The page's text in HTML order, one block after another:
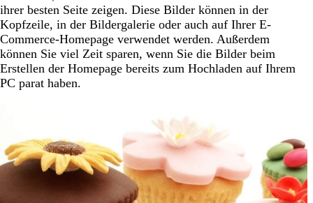
ihrer besten Seite zeigen. Diese Bilder können in der
Kopfzeile, in der Bildergalerie oder auch auf Ihrer E-
Commerce-Homepage verwendet werden. Außerdem
können Sie viel Zeit sparen, wenn Sie die Bilder beim
Erstellen der Homepage bereits zum Hochladen auf Ihrem
PC parat haben.